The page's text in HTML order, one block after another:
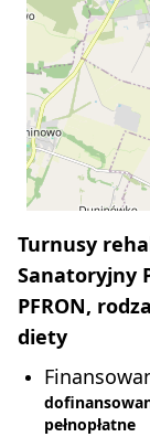
Turnusy
Sanatoryjny
PFRON,
diety
pełnopłatne